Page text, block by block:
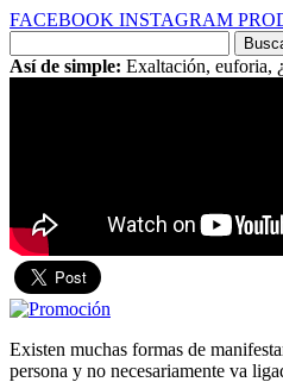
FACEBOOK INSTAGRAM
por:
Así de simple: Exaltación, euforia,
Existen muchas formas de
persona y no necesariamente va